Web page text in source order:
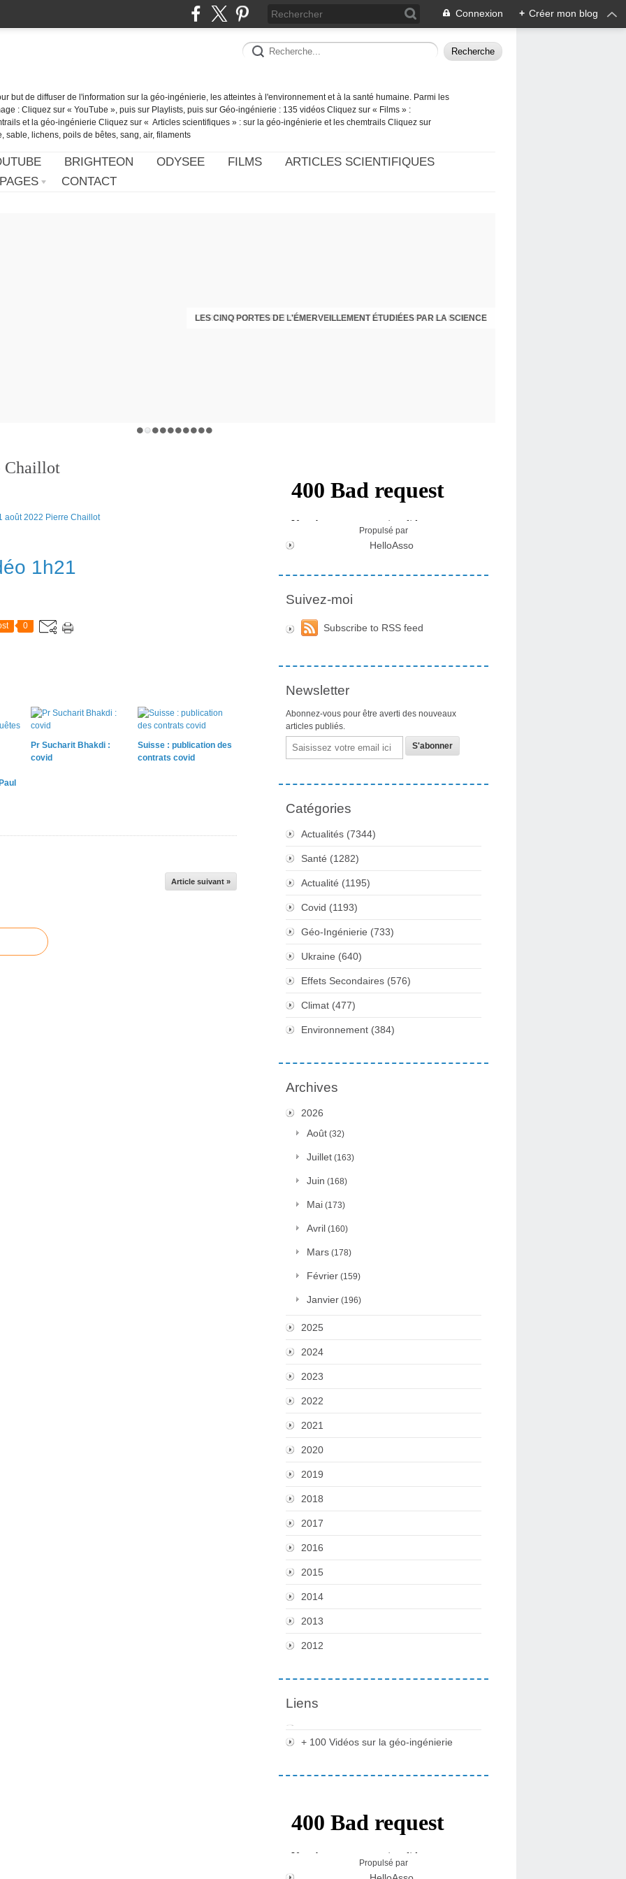
Connexion + Créer mon blog
but de diffuser de l'information sur la géo-ingénierie, les atteintes à l'environnement et à la santé humaine. Parmi les
: Cliquez sur « YouTube », puis sur Playlists, puis sur Géo-ingénierie : 135 vidéos Cliquez sur « Films » :
et la géo-ingénierie Cliquez sur « Articles scientifiques » : sur la géo-ingénierie et les chemtrails Cliquez sur
sable, lichens, poils de bêtes, sang, air, filaments
BRIGHTEON ODYSEE FILMS
ARTICLES SCIENTIFIQUES
PAGES CONTACT
LES CINQ PORTES DE L'ÉMERVEILLEMENT ÉTUDIÉES PAR LA SCIENCE
CHRISTOPHE PERRET GENTIL : RECEVOIR LE MESSAGE DES PLANTES
Chaillot
1h21
0
Pr Sucharit Bhakdi :
covid
Suisse : publication des
contrats covid
Article suivant »
Propulsé par
HelloAsso
Suivez-moi
Subscribe to RSS feed
Newsletter
Abonnez-vous pour être averti des nouveaux
articles publiés.
Email
Catégories
Actualités (7344)
Santé (1282)
Actualité (1195)
Covid (1193)
Géo-Ingénierie (733)
Ukraine (640)
Effets Secondaires (576)
Climat (477)
Environnement (384)
Archives
2026
Août (32)
Juillet (163)
Juin (168)
Mai (173)
Avril (160)
Mars (178)
Février (159)
Janvier (196)
2025
2024
2023
2022
2021
2020
2019
2018
2017
2016
2015
2014
2013
2012
Liens
+ 100 Vidéos sur la géo-ingénierie
Propulsé par